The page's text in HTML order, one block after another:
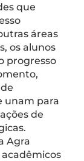
que
áreas
os alunos
progresso
unam para
de
Agra
acadêmicos